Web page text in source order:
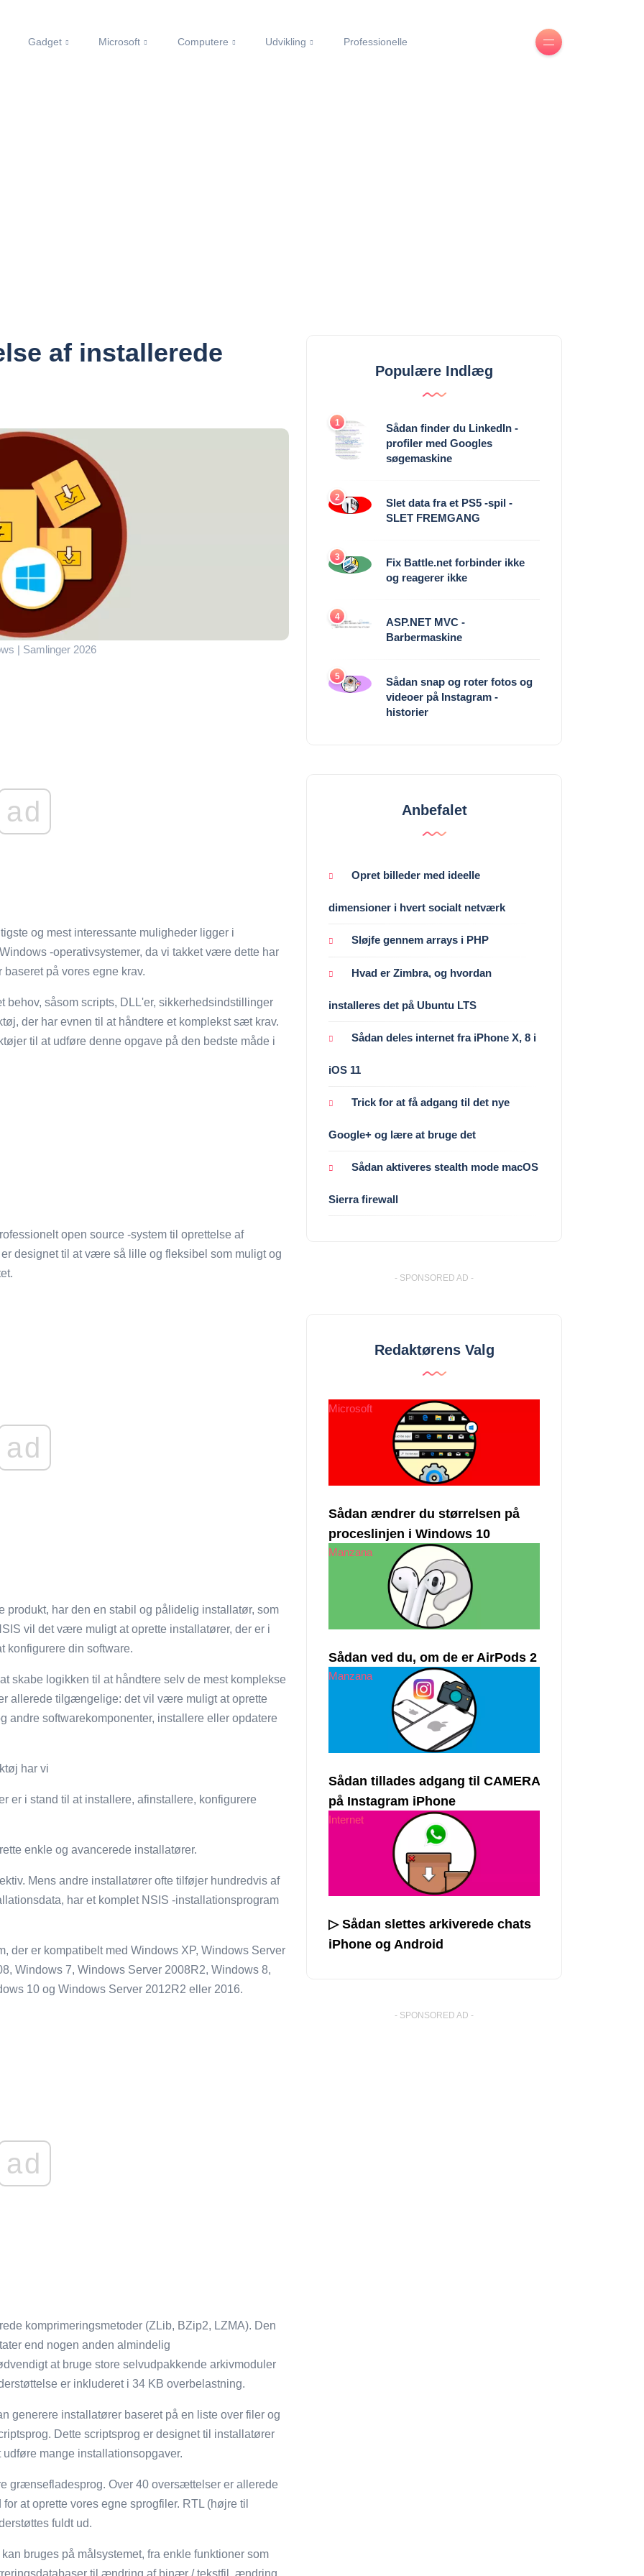
Gadget Microsoft Computere Udvikling Professionelle
af installerede
| Samlinger 2026
ad
og mest interessante muligheder ligger i
-operativsystemer, da vi takket være dette har
på vores egne krav.
såsom scripts, DLL'er, sikkerhedsindstillinger
der har evnen til at håndtere et komplekst sæt krav.
til at udføre denne opgave på den bedste måde i
open source -system til oprettelse af
designet til at være så lille og fleksibel som muligt og
ad
produkt, har den en stabil og pålidelig installatør, som
vil det være muligt at oprette installatører, der er i
konfigurere din software.
skabe logikken til at håndtere selv de mest komplekse
allerede tilgængelige: det vil være muligt at oprette
andre softwarekomponenter, installere eller opdatere
har vi
er i stand til at installere, afinstallere, konfigurere
enkle og avancerede installatører.
Mens andre installatører ofte tilføjer hundredvis af
har et komplet NSIS -installationsprogram
der er kompatibelt med Windows XP, Windows Server
Windows 7, Windows Server 2008R2, Windows 8,
10 og Windows Server 2012R2 eller 2016.
ad
komprimeringsmetoder (ZLib, BZip2, LZMA). Den
end nogen anden almindelig
at bruge store selvudpakkende arkivmoduler
er inkluderet i 34 KB overbelastning.
generere installatører baseret på en liste over filer og
Dette scriptsprog er designet til installatører
mange installationsopgaver.
grænsefladesprog. Over 40 oversættelser er allerede
at oprette vores egne sprogfiler. RTL (højre til
fuldt ud.
bruges på målsystemet, fra enkle funktioner som
Populære Indlæg
1
Sådan finder du LinkedIn -
profiler med Googles
søgemaskine
2
Slet data fra et PS5 -spil -
SLET FREMGANG
3
Fix Battle.net forbinder ikke
og reagerer ikke
4
ASP.NET MVC -
Barbermaskine
5
Sådan snap og roter fotos og
videoer på Instagram -
historier
Anbefalet
Opret billeder med ideelle
dimensioner i hvert socialt netværk
Sløjfe gennem arrays i PHP
Hvad er Zimbra, og hvordan
installeres det på Ubuntu LTS
Sådan deles internet fra iPhone X, 8 i
iOS 11
Trick for at få adgang til det nye
Google+ og lære at bruge det
Sådan aktiveres stealth mode macOS
Sierra firewall
- SPONSORED AD -
Redaktørens Valg
Microsoft
Sådan ændrer du størrelsen på
proceslinjen i Windows 10
Manzana
Sådan ved du, om de er AirPods 2
Manzana
Sådan tillades adgang til CAMERA
på Instagram iPhone
Internet
▷ Sådan slettes arkiverede chats
iPhone og Android
- SPONSORED AD -